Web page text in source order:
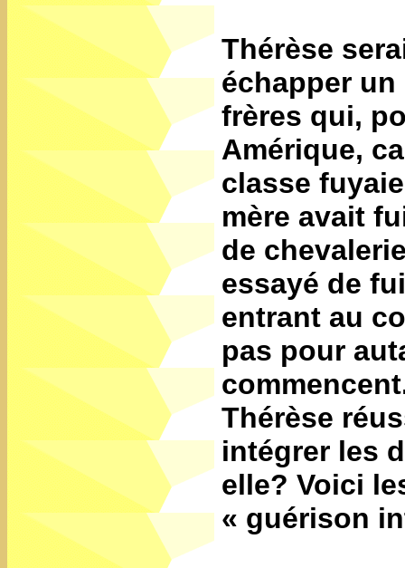
Thérèse
échapper
frères qui,
Amérique,
classe
mère avait
de
essayé de
entrant au
pas pour
Thérèse
intégrer les
elle? Voici
« guérison